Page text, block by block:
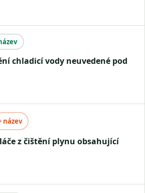
název